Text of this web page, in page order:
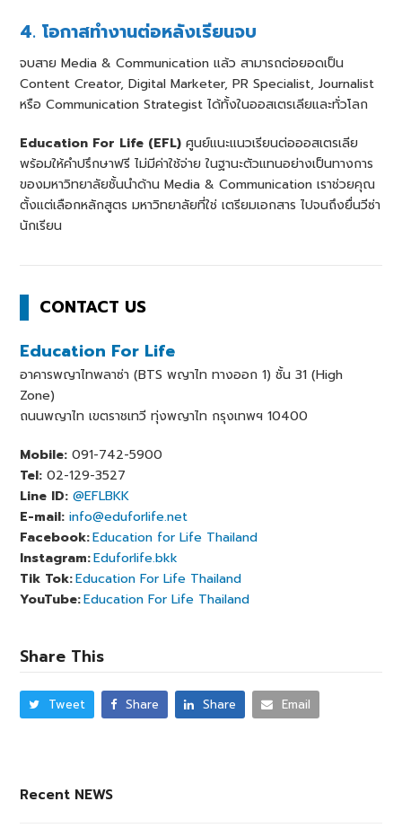
4. โอกาสทำงานต่อหลังเรียนจบ
จบสาย Media & Communication แล้ว สามารถต่อยอดเป็น
Content Creator, Digital Marketer, PR Specialist, Journalist
หรือ Communication Strategist ได้ทั้งในออสเตรเลียและทั่วโลก
Education For Life (EFL) ศูนย์แนะแนวเรียนต่อออสเตรเลีย
พร้อมให้คำปรึกษาฟรี ไม่มีค่าใช้จ่าย ในฐานะตัวแทนอย่างเป็นทางการ
ของมหาวิทยาลัยชั้นนำด้าน Media & Communication เราช่วยคุณ
ตั้งแต่เลือกหลักสูตร มหาวิทยาลัยที่ใช่ เตรียมเอกสาร ไปจนถึงยื่นวีซ่า
นักเรียน
CONTACT US
Education For Life
อาคารพญาไทพลาซ่า (BTS พญาไท ทางออก 1) ชั้น 31 (High
Zone)
ถนนพญาไท เขตราชเทวี ทุ่งพญาไท กรุงเทพฯ 10400
Mobile: 091-742-5900
Tel: 02-129-3527
Line ID: @EFLBKK
E-mail: info@eduforlife.net
Facebook:Education for Life Thailand
Instagram:Eduforlife.bkk
Tik Tok:Education For Life Thailand
YouTube:Education For Life Thailand
Share This
Tweet Share Share Email
Recent NEWS